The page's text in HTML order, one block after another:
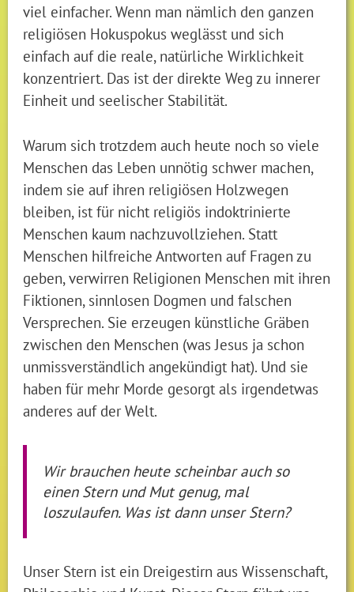
viel einfacher. Wenn man nämlich den ganzen
religiösen Hokuspokus weglässt und sich
einfach auf die reale, natürliche Wirklichkeit
konzentriert. Das ist der direkte Weg zu innerer
Einheit und seelischer Stabilität.
Warum sich trotzdem auch heute noch so viele
Menschen das Leben unnötig schwer machen,
indem sie auf ihren religiösen Holzwegen
bleiben, ist für nicht religiös indoktrinierte
Menschen kaum nachzuvollziehen. Statt
Menschen hilfreiche Antworten auf Fragen zu
geben, verwirren Religionen Menschen mit ihren
Fiktionen, sinnlosen Dogmen und falschen
Versprechen. Sie erzeugen künstliche Gräben
zwischen den Menschen (was Jesus ja schon
unmissverständlich angekündigt hat). Und sie
haben für mehr Morde gesorgt als irgendetwas
anderes auf der Welt.
Wir brauchen heute scheinbar auch so
einen Stern und Mut genug, mal
loszulaufen. Was ist dann unser Stern?
Unser Stern ist ein Dreigestirn aus Wissenschaft,